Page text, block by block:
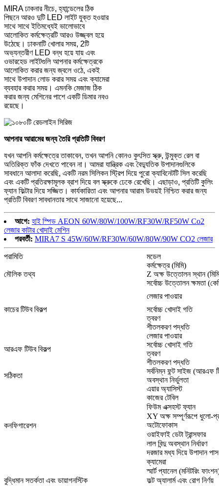
MIRA ঢাকনার নীচে, হ্যান্ডেলের ঠিক
পিছনে আরও দুটি LED লাইট যুক্ত হওয়ার
সাথে সাথে ইতিমধ্যেই ভালোভাবে
আলোকিত কর্মক্ষেত্রটি আরও উজ্জ্বল হয়ে
উঠেছে। ঢাকনাটি খোলার সময়, 2টি
অভ্যন্তরীণ LED বন্ধ হয়ে যায় এবং
ওভারহেড লাইটগুলি আপনার কর্মক্ষেত্রকে
আলোকিত করার জন্য জ্বলে ওঠে, একই
সাথে উপাদান লোড করার সময় এবং ক্যামেরা
ব্যবহার করার সময়। এমনকি মেজাজ ঠিক
করার জন্য মেশিনের পাশে একটি ডিমার নবও
রয়েছে।
আপনার আরামের জন্য তৈরি প্রতিটি বিবরণ
যখন আপনি কর্মক্ষেত্রে তাকাবেন, তখন আপনি কোনও কুৎসিত স্ক্রু, উন্মুক্ত রেল বা
অতিরিক্ত ফাঁক দেখতে পাবেন না। আমরা যান্ত্রিক এবং বৈদ্যুতিক উপাদানগুলিকে
সাবধানে আলাদা করেছি, একটি নরম সিলিকন স্ট্রিপ দিয়ে পুরো ক্যাবিনেটটি সিল করেছি
এবং একটি প্রতিরক্ষামূলক ব্রাশ দিয়ে বল স্ক্রুকে ঢেকে রেখেছি। এছাড়াও, প্রতিটি কুলিং
ফ্যান ফিল্টার দিয়ে সজ্জিত। কার্যকারিতা এবং আপনার আরাম উভয়ই নিশ্চিত করার জন্য
প্রতিটি বিবরণ সাবধানতার সাথে সাজানো হয়েছে...
আগে: হাই স্পিড AEON 60W/80W/100W/RF30W/RF50W Co2
লেজার কাটার খোদাই মেশিন
পরবর্তী: MIRA7 S 45W/60W/RF30W/60W/80W/90W CO2 লেজার
পরামিতি মডেল
মৌলিক তথ্য
কর্মক্ষেত্র (মিমি)
Z অক্ষ উত্তোলন স্থান
সর্বোচ্চ উত্তোলন ক্ষমতা
কাচের টিউব বিকল্প
লেজার পাওয়ার
সর্বোচ্চ খোদাই গতি
ত্বরণ
শীতলকরণ পদ্ধতি
আরএফ টিউব বিকল্প
লেজার পাওয়ার
সর্বোচ্চ খোদাই গতি
ত্বরণ
শীতলকরণ পদ্ধতি
সঠিকতা
সর্বনিম্ন ফন্ট সাইজ (আরএফ
অবস্থান নির্ভুলতা
কনফিগারেশন
এয়ার অ্যাসিস্ট
কাজের টেবিল
ফিউম এক্সহস্ট ফ্যান
XY অক্ষ সম্পূর্ণরূপে ধুলো-
অটোফোকাস
ওয়াইফাই ডেটা ট্রান্সফার
লাল বিন্দু অবস্থান নির্ধারণ
দরজার মধ্য দিয়ে উপাদান পাস
ক্যামেরা
বুদ্ধিমান সতর্কতা এবং ডায়াগনস্টিক
স্মার্ট প্যানেল (মনিটরিং
ফল্ট অ্যালার্ম এবং রোগ নির্ণয়